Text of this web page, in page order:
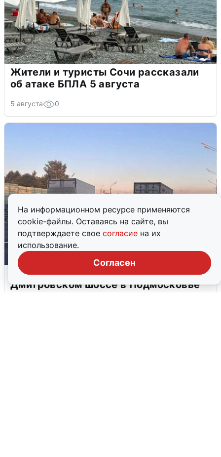
На информационном ресурсе применяются
cookie-файлы. Оставаясь на сайте, вы
подтверждаете свое согласие на их
использование.
Согласен
Жители и туристы Сочи рассказали
об атаке БПЛА 5 августа
5 августа 0
Пять машин столкнулись на
Дмитровском шоссе в Подмосковье